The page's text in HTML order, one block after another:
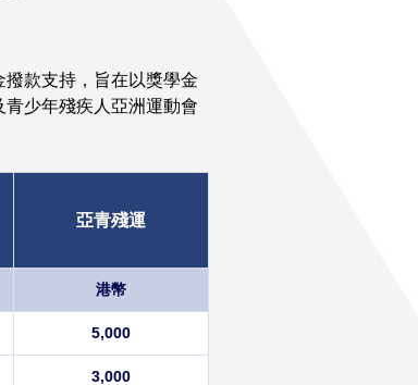
款支持，旨在以獎學金
少年殘疾人亞洲運動會
亞青殘運
港幣
5,000
3,000